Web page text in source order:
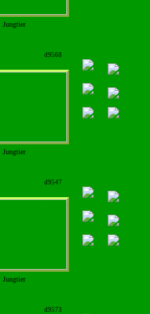
Jungtier
d9568
Jungtier
d9547
Jungtier
d9573